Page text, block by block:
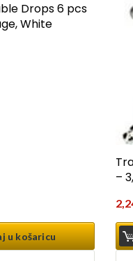
Drops 6 pcs
White
u košaricu
–